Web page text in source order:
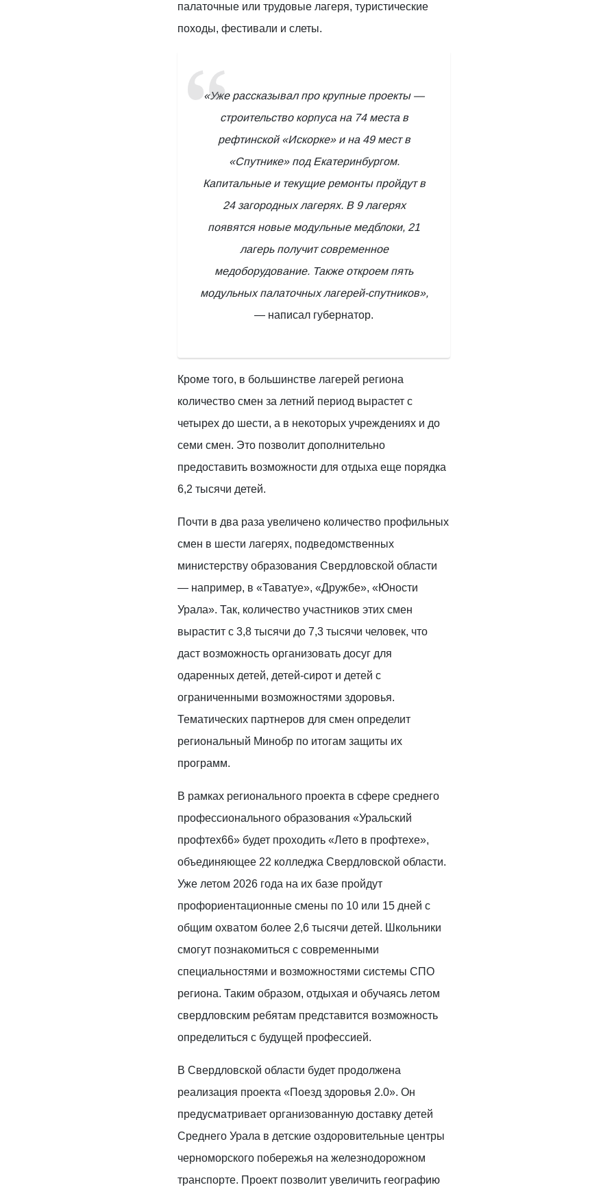
палаточные или трудовые лагеря, туристические
походы, фестивали и слеты.
«Уже рассказывал про крупные проекты —
строительство корпуса на 74 места в
рефтинской «Искорке» и на 49 мест в
«Спутнике» под Екатеринбургом.
Капитальные и текущие ремонты пройдут в
24 загородных лагерях. В 9 лагерях
появятся новые модульные медблоки, 21
лагерь получит современное
медоборудование. Также откроем пять
модульных палаточных лагерей-спутников»,
— написал губернатор.
Кроме того, в большинстве лагерей региона
количество смен за летний период вырастет с
четырех до шести, а в некоторых учреждениях и до
семи смен. Это позволит дополнительно
предоставить возможности для отдыха еще порядка
6,2 тысячи детей.
Почти в два раза увеличено количество профильных
смен в шести лагерях, подведомственных
министерству образования Свердловской области
— например, в «Таватуе», «Дружбе», «Юности
Урала». Так, количество участников этих смен
вырастит с 3,8 тысячи до 7,3 тысячи человек, что
даст возможность организовать досуг для
одаренных детей, детей-сирот и детей с
ограниченными возможностями здоровья.
Тематических партнеров для смен определит
региональный Минобр по итогам защиты их
программ.
В рамках регионального проекта в сфере среднего
профессионального образования «Уральский
профтех66» будет проходить «Лето в профтехе»,
объединяющее 22 колледжа Свердловской области.
Уже летом 2026 года на их базе пройдут
профориентационные смены по 10 или 15 дней с
общим охватом более 2,6 тысячи детей. Школьники
смогут познакомиться с современными
специальностями и возможностями системы СПО
региона. Таким образом, отдыхая и обучаясь летом
свердловским ребятам представится возможность
определиться с будущей профессией.
В Свердловской области будет продолжена
реализация проекта «Поезд здоровья 2.0». Он
предусматривает организованную доставку детей
Среднего Урала в детские оздоровительные центры
черноморского побережья на железнодорожном
транспорте. Проект позволит увеличить географию